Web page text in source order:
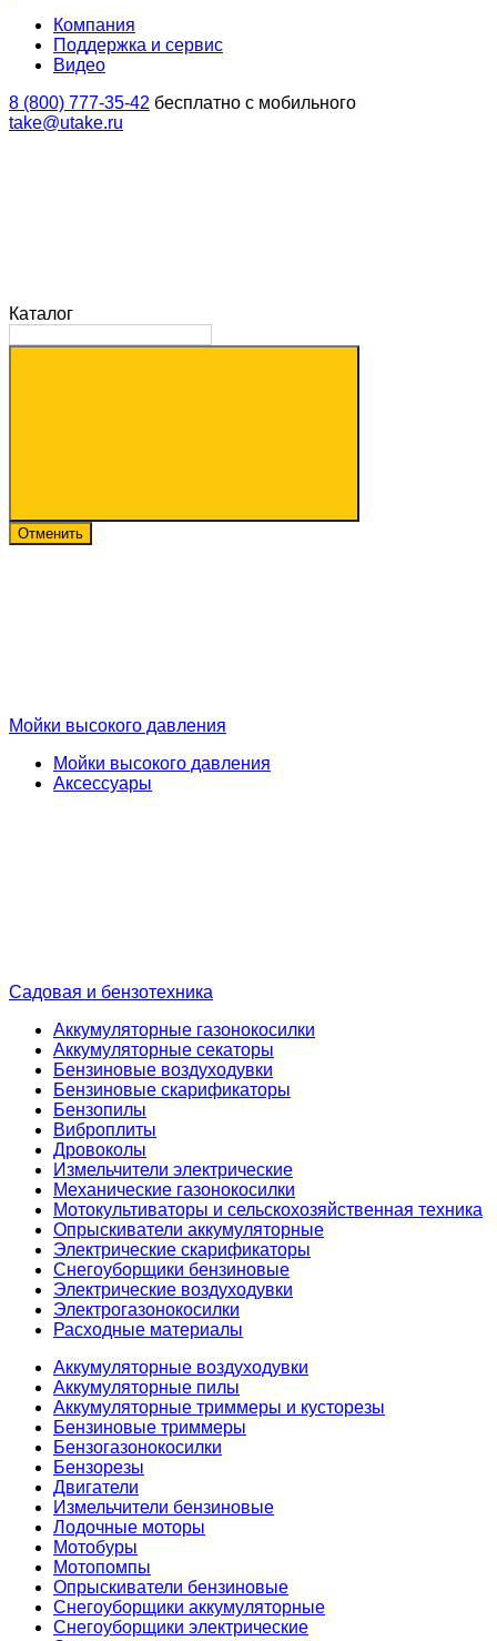
Компания
Поддержка и сервис
Видео
8 (800) 777-35-42 бесплатно с мобильного
take@utake.ru
Каталог
Отменить
Мойки высокого давления
Мойки высокого давления
Аксессуары
Садовая и бензотехника
Аккумуляторные газонокосилки
Аккумуляторные секаторы
Бензиновые воздуходувки
Бензиновые скарификаторы
Бензопилы
Виброплиты
Дровоколы
Измельчители электрические
Механические газонокосилки
Мотокультиваторы и сельскохозяйственная техника
Опрыскиватели аккумуляторные
Электрические скарификаторы
Снегоуборщики бензиновые
Электрические воздуходувки
Электрогазонокосилки
Расходные материалы
Аккумуляторные воздуходувки
Аккумуляторные пилы
Аккумуляторные триммеры и кусторезы
Бензиновые триммеры
Бензогазонокосилки
Бензорезы
Двигатели
Измельчители бензиновые
Лодочные моторы
Мотобуры
Мотопомпы
Опрыскиватели бензиновые
Снегоуборщики аккумуляторные
Снегоуборщики электрические